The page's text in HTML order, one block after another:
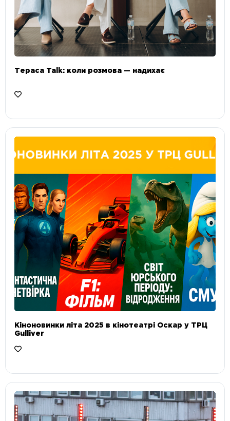
Тераса Talk: коли розмова — надихає
Кіноновинки літа 2025 в кінотеатрі Оскар у ТРЦ
Gulliver